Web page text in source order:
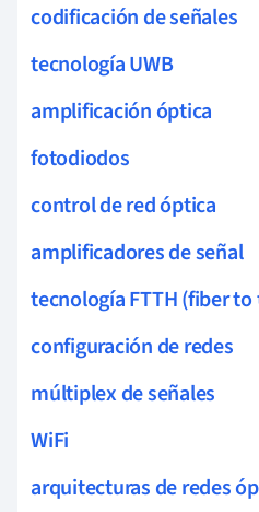
codificación de señales
tecnología UWB
amplificación óptica
fotodiodos
control de red óptica
amplificadores de señal
tecnología FTTH (fiber
configuración de redes
múltiplex de señales
WiFi
arquitecturas de redes